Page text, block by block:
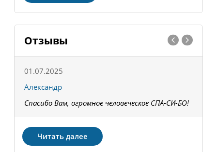
Отзывы
01.07.2025
Александр
Спасибо Вам, огромное человеческое СПА-СИ-БО!
Читать далее